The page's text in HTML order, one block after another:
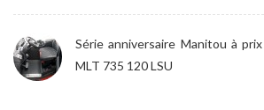
Série anniversaire Manitou à
MLT 735 120 LSU